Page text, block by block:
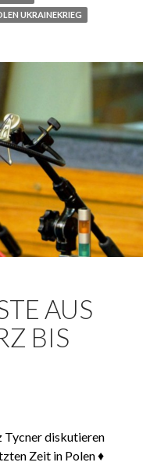
UKRAINEKRIEG
AUS
BIS
Tycner diskutieren
Zeit in Polen ♦